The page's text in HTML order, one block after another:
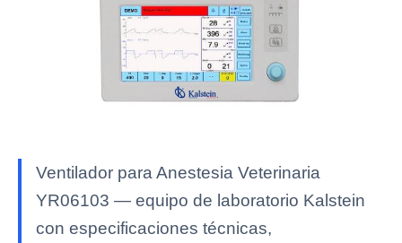
Ventilador para Anestesia Veterinaria
YR06103 — equipo de laboratorio Kalstein
con especificaciones técnicas,